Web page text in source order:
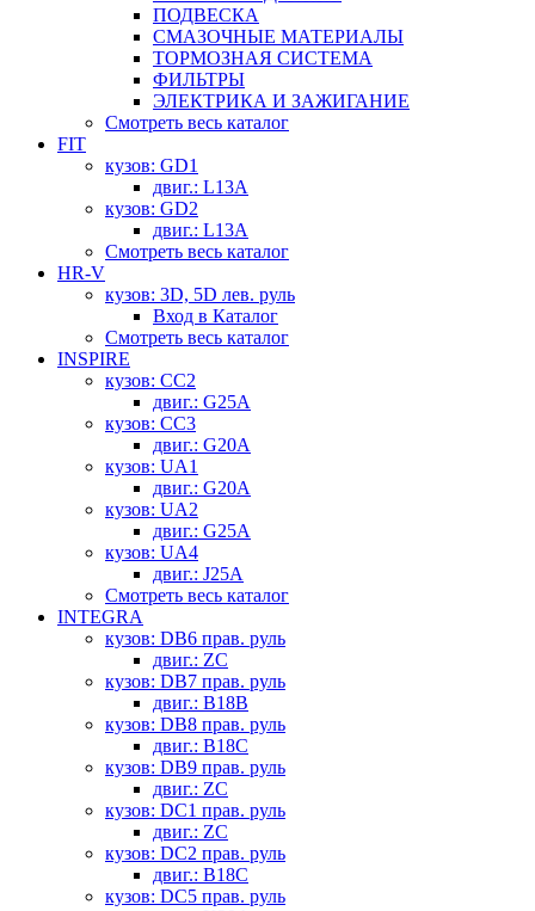
ПОДВЕСКА
СМАЗОЧНЫЕ МАТЕРИАЛЫ
ТОРМОЗНАЯ СИСТЕМА
ФИЛЬТРЫ
ЭЛЕКТРИКА И ЗАЖИГАНИЕ
Смотреть весь каталог
FIT
кузов: GD1
двиг.: L13A
кузов: GD2
двиг.: L13A
Смотреть весь каталог
HR-V
кузов: 3D, 5D лев. руль
Вход в Каталог
Смотреть весь каталог
INSPIRE
кузов: CC2
двиг.: G25A
кузов: CC3
двиг.: G20A
кузов: UA1
двиг.: G20A
кузов: UA2
двиг.: G25A
кузов: UA4
двиг.: J25A
Смотреть весь каталог
INTEGRA
кузов: DB6 прав. руль
двиг.: ZC
кузов: DB7 прав. руль
двиг.: B18B
кузов: DB8 прав. руль
двиг.: B18C
кузов: DB9 прав. руль
двиг.: ZC
кузов: DC1 прав. руль
двиг.: ZC
кузов: DC2 прав. руль
двиг.: B18C
кузов: DC5 прав. руль